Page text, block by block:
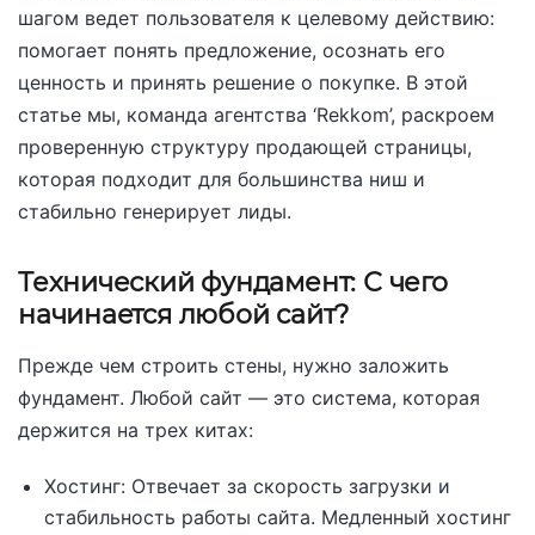
шагом ведет пользователя к целевому действию:
помогает понять предложение, осознать его
ценность и принять решение о покупке. В этой
статье мы, команда агентства ‘Rekkom’, раскроем
проверенную структуру продающей страницы,
которая подходит для большинства ниш и
стабильно генерирует лиды.
Технический фундамент: С чего
начинается любой сайт?
Прежде чем строить стены, нужно заложить
фундамент. Любой сайт — это система, которая
держится на трех китах:
Хостинг: Отвечает за скорость загрузки и
стабильность работы сайта. Медленный хостинг